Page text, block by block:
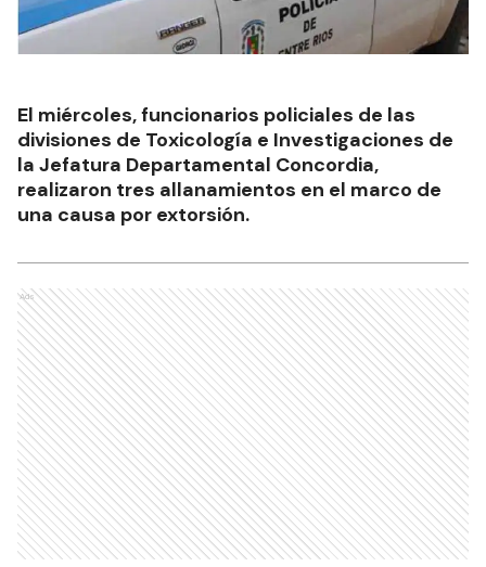
El miércoles, funcionarios policiales de las
divisiones de Toxicología e Investigaciones de
la Jefatura Departamental Concordia,
realizaron tres allanamientos en el marco de
una causa por extorsión.
Ads